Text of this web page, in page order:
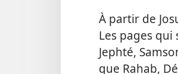
À partir de
Les pages
Jephté,
que Rahab,